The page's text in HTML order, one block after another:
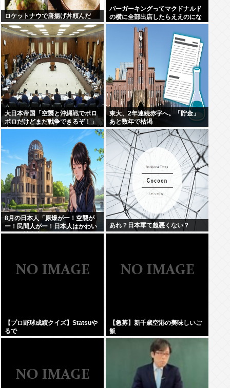
ロケットナウで唐揚げ丼頼んだ
バーガーキングってマクドナルド
の横に全部出店したらええのにな
大日本帝国「空襲と沖縄戦でボロ
ボロだけどまだ戦争できるぞ！」
言うほどか？
東大、2年連続赤字へ。「貯金」
あと数年で枯渇
8月の日本人「原爆がー！空襲が
ー！民間人がー！日本人はかわい
そうな被害者！」→いやおまえら
あれ？日本軍て超悪くない？
【プロ野球成績クイズ】Statsuや
るで
【急募】新千歳空港の美味しいご
飯